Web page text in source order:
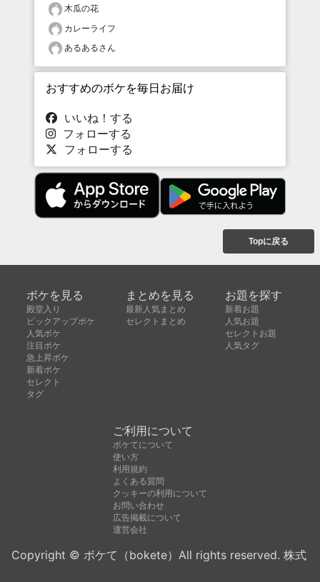
木瓜の花
カレーライフ
あるあるさん
おすすめのボケを毎日お届け
いいね！する
フォローする
フォローする
Topに戻る
ボケを見る
殿堂入り
ピックアップボケ
人気ボケ
注目ボケ
急上昇ボケ
新着ボケ
セレクト
タグ
まとめを見る
最新人気まとめ
セレクトまとめ
お題を探す
新着お題
人気お題
セレクトお題
人気タグ
ご利用について
ボケてについて
使い方
利用規約
よくある質問
クッキーの利用について
お問い合わせ
広告掲載について
運営会社
Copyright © ボケて（bokete）All rights reserved. 株式